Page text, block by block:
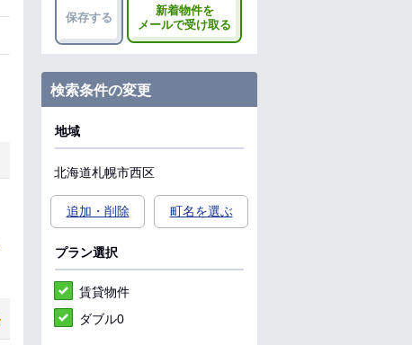
保存する
新着物件を
メールで受け取る
検索条件の変更
地域
北海道札幌市西区
追加・削除 町名を選ぶ
プラン選択
賃貸物件
ダブル0